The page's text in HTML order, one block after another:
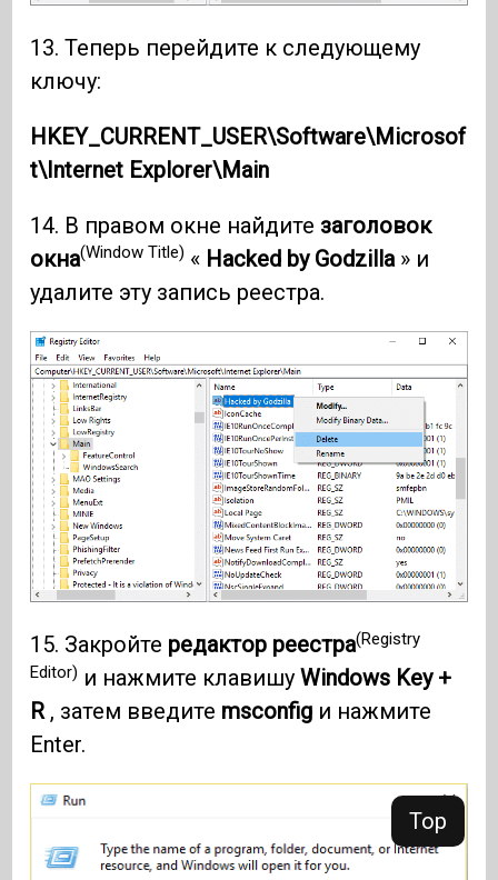
Top
13. Теперь перейдите к следующему
ключу:
HKEY_CURRENT_USER\Software\Microsof
t\Internet Explorer\Main
14. В правом окне найдите заголовок
окна(Window Title) « Hacked by Godzilla » и
удалите эту запись реестра.
15. Закройте редактор реестра(Registry
Editor) и нажмите клавишуWindows Key +
R, затем введите msconfig и нажмите
Enter.